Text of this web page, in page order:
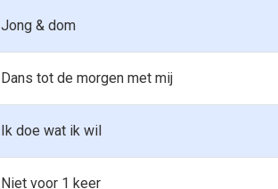
Jong & dom
Dans tot de morgen met mij
Ik doe wat ik wil
Niet voor 1 keer